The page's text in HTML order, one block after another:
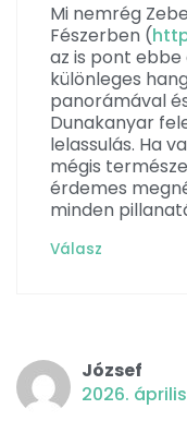
Mi nemrég
Fészerben (
az is pont ebbe
különleges
panorámával
Dunakanyar
lelassulás. Ha
mégis
érdemes
minden
Válasz
József
2026. április